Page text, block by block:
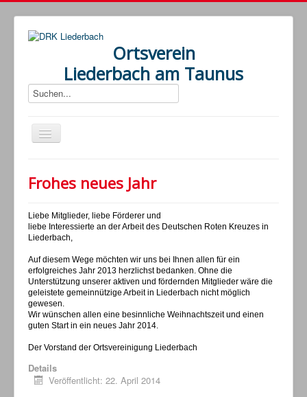
Ortsverein
Liederbach am Taunus
Aktuelles
Termine
Verein
Bereitschaft
Wohlfahrt und Soziales
Jugendrotkreuz
Sie wollen helfen
Frohes neues Jahr
Liebe Mitglieder, liebe Förderer und
liebe Interessierte an der Arbeit des Deutschen Roten Kreuzes in
Liederbach,
Auf diesem Wege möchten wir uns bei Ihnen allen für ein
erfolgreiches Jahr 2013 herzlichst bedanken. Ohne die
Unterstützung unserer aktiven und fördernden Mitglieder wäre die
geleistete gemeinnützige Arbeit in Liederbach nicht möglich
gewesen.
Wir wünschen allen eine besinnliche Weihnachtszeit und einen
guten Start in ein neues Jahr 2014.
Der Vorstand der Ortsvereinigung Liederbach
Details
Veröffentlicht: 22. April 2014